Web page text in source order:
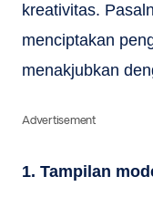
kreativitas.
menciptakan
menakjubkan
Advertisement
1. Tampilan